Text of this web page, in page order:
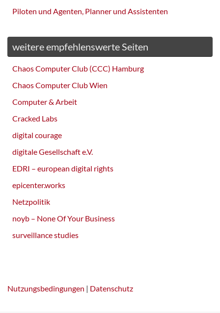
Piloten und Agenten, Planner und Assistenten
weitere empfehlenswerte Seiten
Chaos Computer Club (CCC) Hamburg
Chaos Computer Club Wien
Computer & Arbeit
Cracked Labs
digital courage
digitale Gesellschaft e.V.
EDRI – european digital rights
epicenter.works
Netzpolitik
noyb – None Of Your Business
surveillance studies
Nutzungsbedingungen | Datenschutz